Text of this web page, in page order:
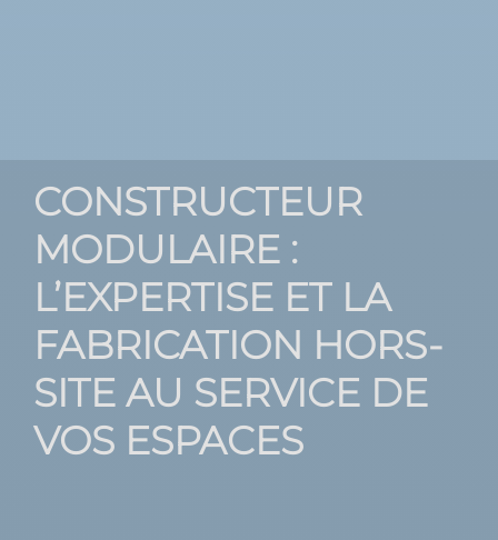
CONSTRUCTEUR
MODULAIRE :
L’EXPERTISE ET LA
FABRICATION HORS-
SITE AU SERVICE DE
VOS ESPACES